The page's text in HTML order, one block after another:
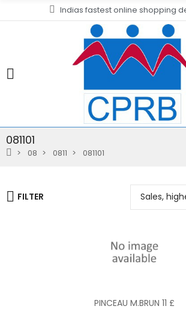
Indias fastest online shopping
081101
08 0811 081101
FILTER
PINCEAU M.BRUN 11 £